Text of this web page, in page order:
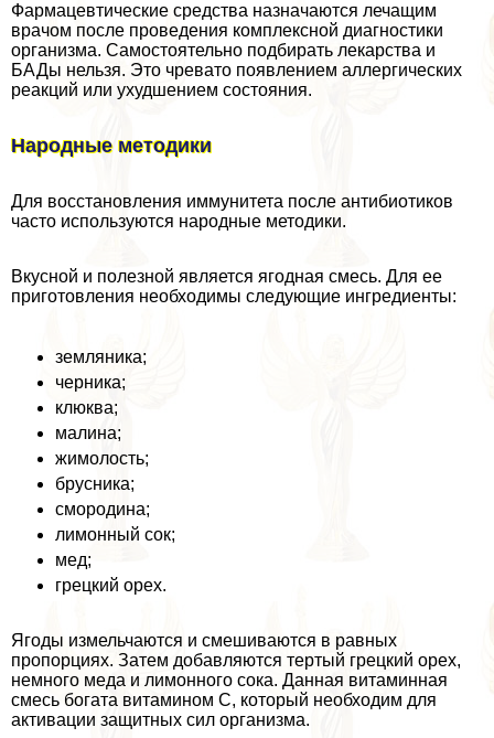
Фармацевтические средства назначаются лечащим
врачом после проведения комплексной диагностики
организма. Самостоятельно подбирать лекарства и
БАДы нельзя. Это чревато появлением аллергических
реакций или ухудшением состояния.
Народные методики
Для восстановления иммунитета после антибиотиков
часто используются народные методики.
Вкусной и полезной является ягодная смесь. Для ее
приготовления необходимы следующие ингредиенты:
земляника;
черника;
клюква;
малина;
жимолость;
брусника;
смородина;
лимонный сок;
мед;
грецкий орех.
Ягоды измельчаются и смешиваются в равных
пропорциях. Затем добавляются тертый грецкий орех,
немного меда и лимонного сока. Данная витаминная
смесь богата витамином С, который необходим для
активации защитных сил организма.